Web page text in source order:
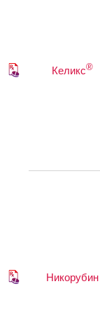
Келикс®
Никорубин